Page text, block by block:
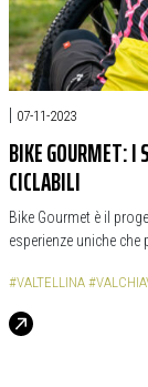
| 07-11-2023
BIKE GOURMET: I
CICLABILI
Bike Gourmet è il
esperienze uniche
#VALTELLINA